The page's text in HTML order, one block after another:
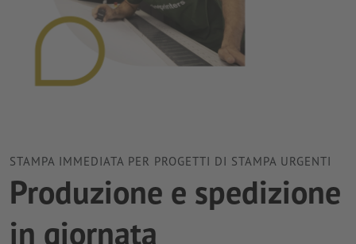
STAMPA IMMEDIATA PER PROGETTI DI STAMPA URGENTI
Produzione e spedizione
in giornata